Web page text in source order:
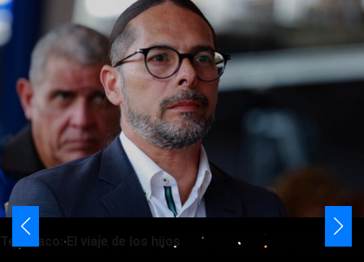
Telémaco: El viaje de los hijos